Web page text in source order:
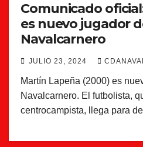
Comunicado
es nuevo jugador
Navalcarnero
JULIO 23, 2024
Martín Lapeña (2000) es
Navalcarnero. El futbolista,
centrocampista, llega para